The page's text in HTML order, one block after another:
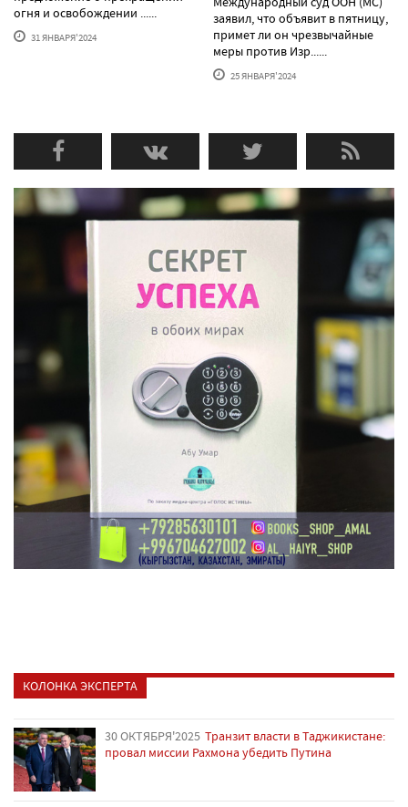
огня и освобождении ......
31 ЯНВАРЯ'2024
заявил, что объявит в пятницу,
примет ли он чрезвычайные
меры против Изр......
25 ЯНВАРЯ'2024
КОЛОНКА ЭКСПЕРТА
30 ОКТЯБРЯ'2025 Транзит власти в Таджикистане:
провал миссии Рахмона убедить Путина